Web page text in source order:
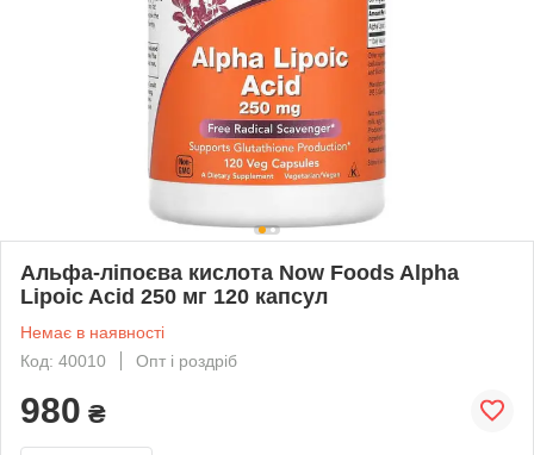
Альфа-ліпоєва кислота Now Foods Alpha
Lipoic Acid 250 мг 120 капсул
Немає в наявності
Код: 40010
Опт і роздріб
980 ₴